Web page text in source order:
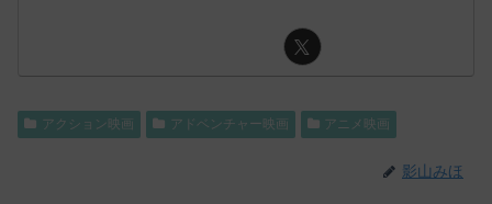
アクション映画 アドベンチャー映画 アニメ映画
影山みほ